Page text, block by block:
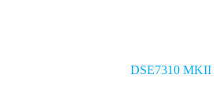
DSE7310 MKII